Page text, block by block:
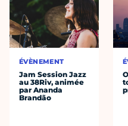
ÉVÈNEMENT
Jam Session Jazz
au 38Riv, animée
par Ananda
Brandão